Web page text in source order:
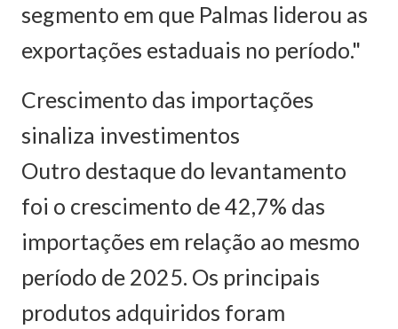
segmento em que Palmas liderou as
exportações estaduais no período."
Crescimento das importações
sinaliza investimentos
Outro destaque do levantamento
foi o crescimento de 42,7% das
importações em relação ao mesmo
período de 2025. Os principais
produtos adquiridos foram